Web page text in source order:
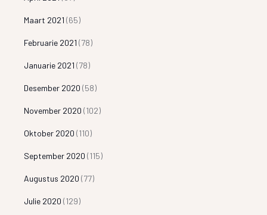
Maart 2021 (65)
Februarie 2021 (78)
Januarie 2021 (78)
Desember 2020 (58)
November 2020 (102)
Oktober 2020 (110)
September 2020 (115)
Augustus 2020 (77)
Julie 2020 (129)